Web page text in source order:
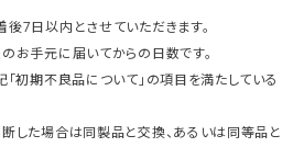
7日以内とさせていただきます。
お手元に届いてからの日数です。
初期不良品について」の項目を満たしている
した場合は同製品と交換、あるいは同等品と